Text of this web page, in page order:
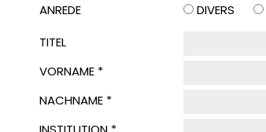
ANREDE DIVERS
TITEL
VORNAME *
NACHNAME *